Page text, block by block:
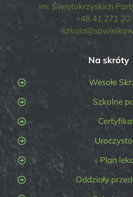
im. Świętokrzyskich
+48 41 271 20
Na skróty
Wesołe
Szkolne
Plan
Oddziały